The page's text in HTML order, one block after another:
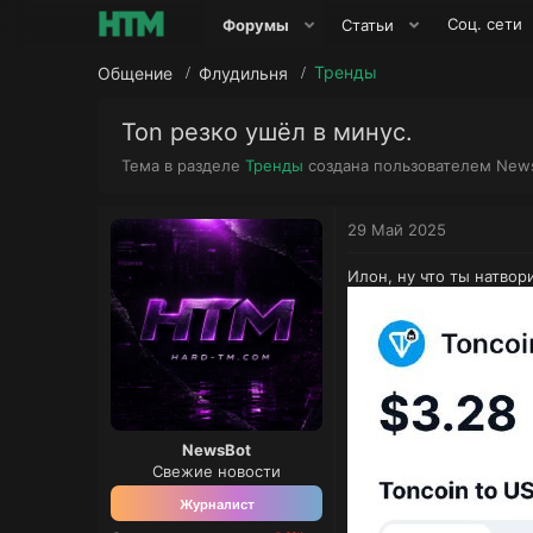
Форумы Статьи Соц. сети
Общение Флудильня Тренды
Ton резко ушёл в минус.
Тема в разделе Тренды создана пользователем А
т
е
ы
NewsBot
Свежие новости
Журналист
29 Май 2025
Илон, ну что ты